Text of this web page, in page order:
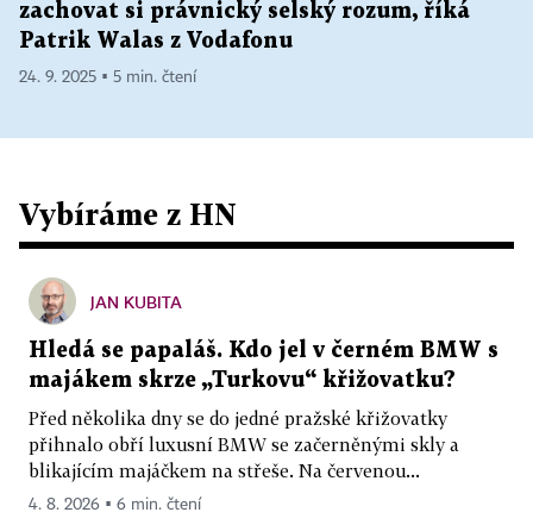
zachovat si právnický selský rozum, říká
Patrik Walas z Vodafonu
24. 9. 2025 ▪ 5 min. čtení
Vybíráme z HN
JAN KUBITA
Hledá se papaláš. Kdo jel v černém BMW s
majákem skrze „Turkovu“ křižovatku?
Před několika dny se do jedné pražské křižovatky
přihnalo obří luxusní BMW se začerněnými skly a
blikajícím majáčkem na střeše. Na červenou...
4. 8. 2026 ▪ 6 min. čtení